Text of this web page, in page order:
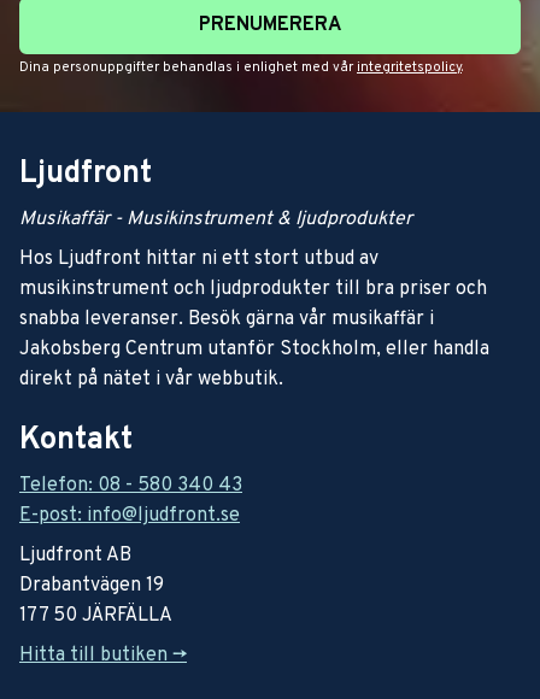
PRENUMERERA
Dina personuppgifter behandlas i enlighet med vår integritetspolicy.
Ljudfront
Musikaffär - Musikinstrument & ljudprodukter
Hos Ljudfront hittar ni ett stort utbud av
musikinstrument och ljudprodukter till bra priser och
snabba leveranser. Besök gärna vår musikaffär i
Jakobsberg Centrum utanför Stockholm, eller handla
direkt på nätet i vår webbutik.
Kontakt
Telefon: 08 - 580 340 43
E-post: info@ljudfront.se
Ljudfront AB
Drabantvägen 19
177 50 JÄRFÄLLA
Hitta till butiken ->